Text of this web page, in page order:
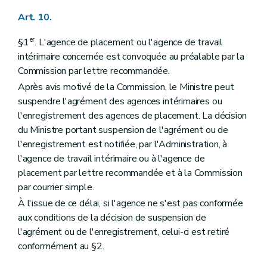
Art. 10.
§1er. L'agence de placement ou l'agence de travail
intérimaire concernée est convoquée au préalable par la
Commission par lettre recommandée.
Après avis motivé de la Commission, le Ministre peut
suspendre l'agrément des agences intérimaires ou
l'enregistrement des agences de placement. La décision
du Ministre portant suspension de l'agrément ou de
l'enregistrement est notifiée, par l'Administration, à
l'agence de travail intérimaire ou à l'agence de
placement par lettre recommandée et à la Commission
par courrier simple.
À l'issue de ce délai, si l'agence ne s'est pas conformée
aux conditions de la décision de suspension de
l'agrément ou de l'enregistrement, celui-ci est retiré
conformément au §2.